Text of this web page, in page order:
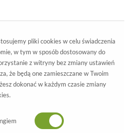
Dla chłopaka
Śniegowce
produkty
002 Blue Green R.27-35
pliki cookies w celu świadczenia
w tym w sposób dostosowany do
z witryny bez zmiany ustawień
że będą one zamieszczane w Twoim
dokonać w każdym czasie zmiany